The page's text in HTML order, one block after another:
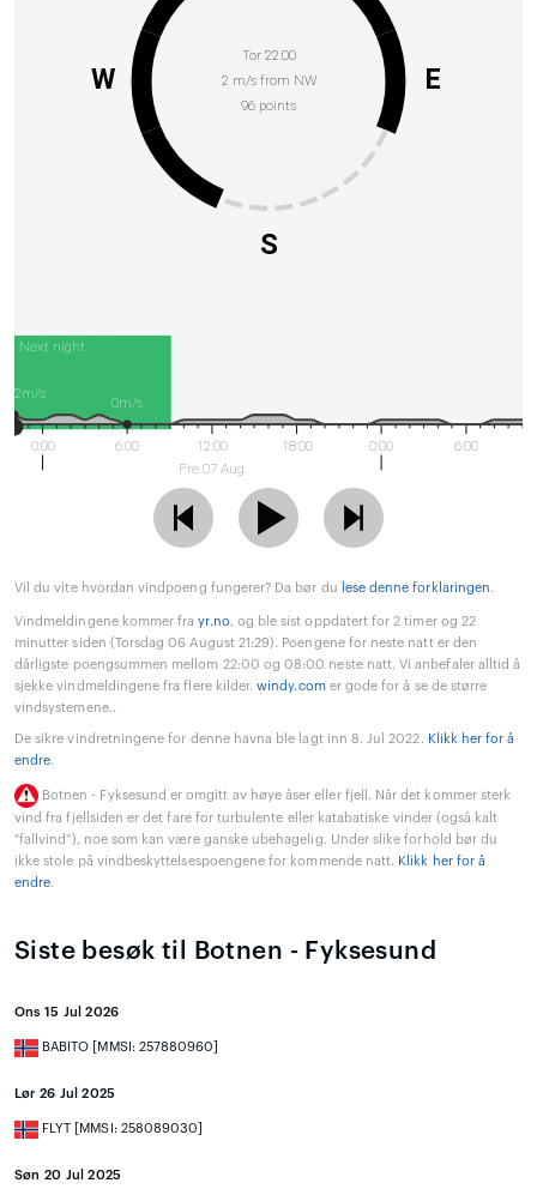
Tor 22:00
2 m/s from NW
96 points
E
S
W
Next night
0:00 6:00
12:00
Fre 07 Aug
18:00 0:00 6:00
2m/s
0m/s
Vil du vite hvordan vindpoeng fungerer? Da bør du lese denne forklaringen.
Vindmeldingene kommer frayr.no, og ble sist oppdatert for 2 timer og 22
minutter siden (Torsdag 06 August 21:29). Poengene for neste natt er den
dårligste poengsummen mellom 22:00 og 08:00 neste natt. Vi anbefaler alltid å
sjekke vindmeldingene fra flere kilder.windy.comer gode for å se de større
vindsystemene..
De sikre vindretningene for denne havna ble lagt inn 8. Jul 2022. Klikk her for å
endre.
Botnen - Fyksesund er omgitt av høye åser eller fjell. Når det kommer sterk
vind fra fjellsiden er det fare for turbulente eller katabatiske vinder (også kalt
"fallvind"), noe som kan være ganske ubehagelig. Under slike forhold bør du
ikke stole på vindbeskyttelsespoengene for kommende natt. Klikk her for å
endre.
Siste besøk til Botnen - Fyksesund
Ons 15 Jul 2026
BABITO [MMSI: 257880960]
Lør 26 Jul 2025
FLYT [MMSI: 258089030]
Søn 20 Jul 2025